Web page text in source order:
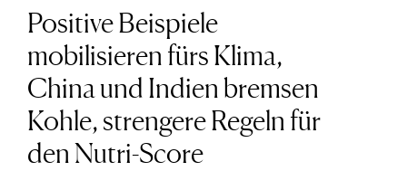
Positive Beispiele
mobilisieren fürs Klima,
China und Indien bremsen
Kohle, strengere Regeln für
den Nutri-Score